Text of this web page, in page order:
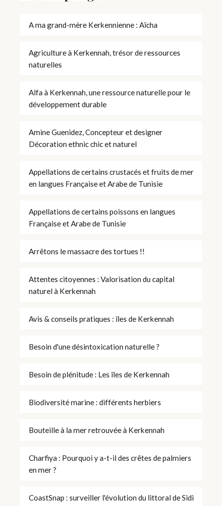
A ma grand-mère Kerkennienne : Aïcha
Agriculture à Kerkennah, trésor de ressources
naturelles
Alfa à Kerkennah, une ressource naturelle pour le
développement durable
Amine Guenidez, Concepteur et designer
Décoration ethnic chic et naturel
Appellations de certains crustacés et fruits de mer
en langues Française et Arabe de Tunisie
Appellations de certains poissons en langues
Française et Arabe de Tunisie
Arrêtons le massacre des tortues !!
Attentes citoyennes : Valorisation du capital
naturel à Kerkennah
Avis & conseils pratiques : îles de Kerkennah
Besoin d'une désintoxication naturelle ?
Besoin de plénitude : Les îles de Kerkennah
Biodiversité marine : différents herbiers
Bouteille à la mer retrouvée à Kerkennah
Charfiya : Pourquoi y a-t-il des crêtes de palmiers
en mer ?
CoastSnap : surveiller l'évolution du littoral de Sidi